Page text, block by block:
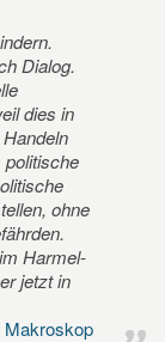
Dialog.
dies in
politische
ohne
Harmel-
jetzt in
Makroskop